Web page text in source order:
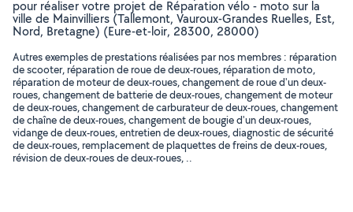
pour réaliser votre projet de Réparation vélo - moto sur la
ville de Mainvilliers (Tallemont, Vauroux-Grandes Ruelles, Est,
Nord, Bretagne) (Eure-et-loir, 28300, 28000)
Autres exemples de prestations réalisées par nos membres : réparation
de scooter, réparation de roue de deux-roues, réparation de moto,
réparation de moteur de deux-roues, changement de roue d'un deux-
roues, changement de batterie de deux-roues, changement de moteur
de deux-roues, changement de carburateur de deux-roues, changement
de chaîne de deux-roues, changement de bougie d'un deux-roues,
vidange de deux-roues, entretien de deux-roues, diagnostic de sécurité
de deux-roues, remplacement de plaquettes de freins de deux-roues,
révision de deux-roues de deux-roues, ..